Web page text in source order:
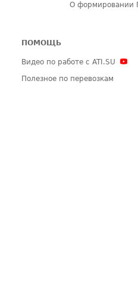
О формировании
ПОМОЩЬ
Видео по работе с ATI.SU
Полезное по перевозкам